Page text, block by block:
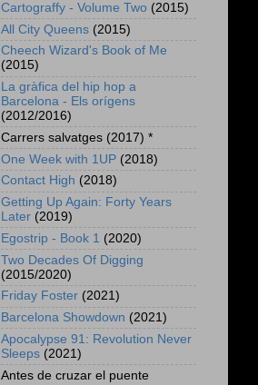
Cartograffy - Volume Two (2015)
All City Queens (2015)
Cheech Wizard's Book of Me
(2015)
La gràfica del hip hop a
Barcelona - Els orígens
(2012/2016)
Carrers salvatges (2017) *
One Week with 1UP (2018)
Contact High (2018)
Getting Up Again: Forty Years
Later (2019)
Egostrip - Book 1 (2020)
Two Decades Of Digging
(2015/2020)
Friday Foster (2021)
Barcelona Showdown (2021)
Apocalypse 91: Revolution Never
Sleeps (2021)
Antes de cruzar el puente